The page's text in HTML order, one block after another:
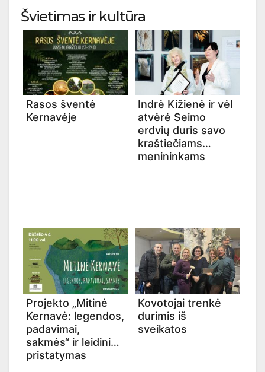
Švietimas ir kultūra
Rasos šventė
Kernavėje
Indrė Kižienė ir vėl
atvėrė Seimo
erdvių duris savo
kraštiečiams
menininkams
Projekto „Mitinė
Kernavė: legendos,
padavimai,
sakmės“ ir leidinio
pristatymas
Kovotojai trenkė
durimis iš
sveikatos